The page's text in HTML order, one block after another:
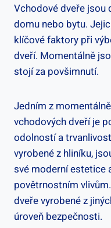
Vchodové dveře jsou
domu⁤ nebo bytu.⁣
klíčové ‍faktory při
dveří. Momentálně
stojí za povšimnutí.
Jedním ‍z
vchodových ⁢dveří je
odolností a
‌vyrobené ⁢z hliníku,
své ‌moderní ‍estetice
povětrnostním
dveře vyrobené z
úroveň bezpečnosti.